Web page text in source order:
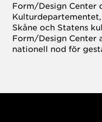
Form/Design Center
Skåne och Statens
Form/Design Center
nationell nod för